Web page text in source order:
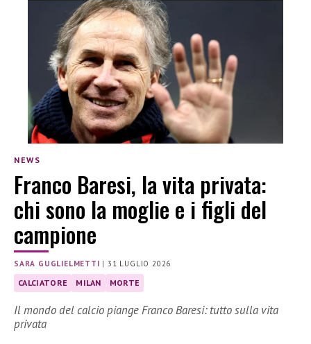
NEWS
Franco Baresi, la vita privata:
chi sono la moglie e i figli del
campione
SARA GUGLIELMETTI |31 LUGLIO 2026
CALCIATORE MILAN MORTE
Il mondo del calcio piange Franco Baresi: tutto sulla vita
privata